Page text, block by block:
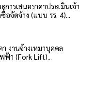
การเสนอราคาประเมินเจ้า
อจัดจ้าง (แบบ รร. 4)...
งานจ้างเหมาบุคคล
ฟ้า (Fork Lift)...